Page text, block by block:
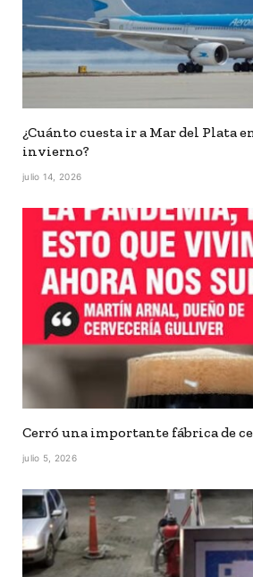
¿Cuánto cuesta ir a Mar del Plata
invierno?
julio 14, 2026
Cerró una importante fábrica de
julio 5, 2026